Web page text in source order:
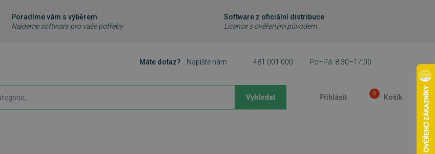
Poradíme vám s výběrem
Najdeme software pro vaše potřeby
Software z oficiální distribuce
Licence s ověřeným původem
Máte dotaz? Napište nám 481 001 000 Po–Pá: 8:30–17:00
Vyhledat Přihlásit 0 Košík